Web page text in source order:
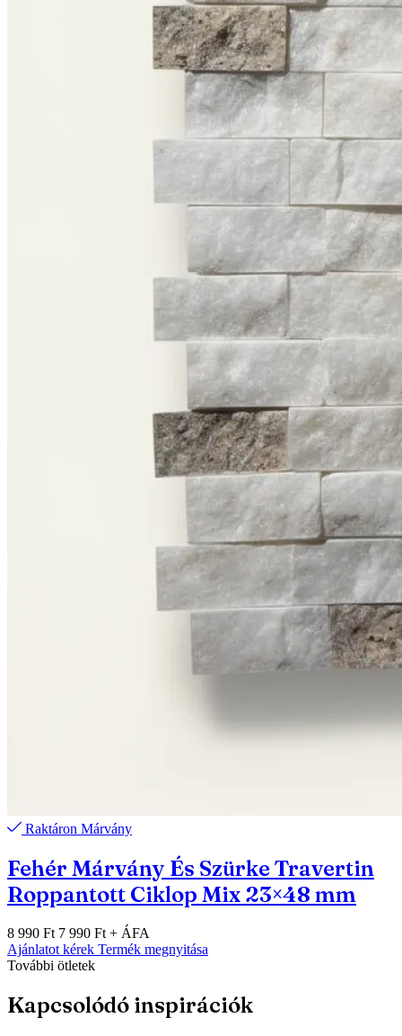
Raktáron Márvány
Fehér Márvány És Szürke Travertin
Roppantott Ciklop Mix 23×48 mm
8 990 Ft 7 990 Ft + ÁFA
Ajánlatot kérek Termék megnyitása
További ötletek
Kapcsolódó inspirációk